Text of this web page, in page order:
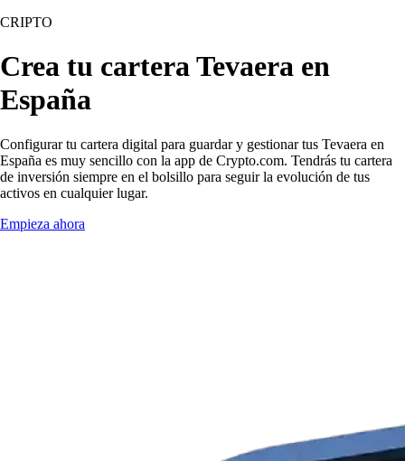
CRIPTO
Crea tu cartera Tevaera en
España
Configurar tu cartera digital para guardar y gestionar tus Tevaera en
España es muy sencillo con la app de Crypto.com. Tendrás tu cartera
de inversión siempre en el bolsillo para seguir la evolución de tus
activos en cualquier lugar.
Empieza ahora